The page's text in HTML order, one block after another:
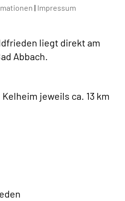
liegt direkt am
Abbach.
jeweils ca. 13 km
| Impressum